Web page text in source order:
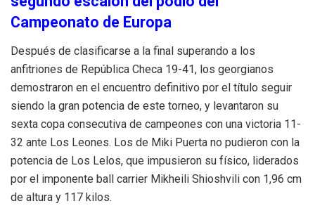
Campeonato de Europa
Después de clasificarse a la final superando a los
anfitriones de República Checa 19-41, los georgianos
demostraron en el encuentro definitivo por el título seguir
siendo la gran potencia de este torneo, y levantaron su
sexta copa consecutiva de campeones con una victoria 11-
32 ante Los Leones. Los de Miki Puerta no pudieron con la
potencia de Los Lelos, que impusieron su físico, liderados
por el imponente ball carrier Mikheili Shioshvili con 1,96 cm
de altura y 117 kilos.